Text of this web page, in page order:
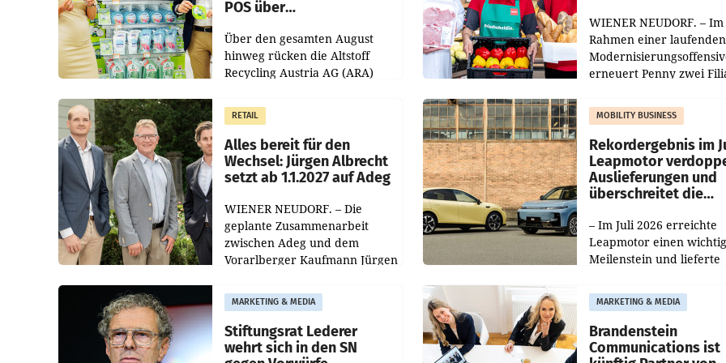
POS über
Über den gesamten August
hinweg rücken die Altstoff
Recycling Austria AG (ARA)
Müller die Initiative „Kreislauf-
Helden“ in allen
österreichischen Müller-Filialen
WIENER NEUDORF. – Im
Rahmen einer laufenden
erneuert Penny zwei
Die beiden Standorte
Haag sowie im rund
RETAIL
Alles bereit für den
Wechsel: Jürgen Albrecht
setzt ab 1.1.2027 auf Adeg
WIENER NEUDORF. – Die
geplante Zusammenarbeit
zwischen Adeg und dem
Vorarlberger Kaufmann Jürgen
freigegeben: Die
Bundeswettbewerbsbehörde
und der Bundeskartellanwalt
MOBILITY BUSINESS
Rekordergebnis im
Leapmotor
Auslieferungen und
überschreitet die
– Im Juli 2026 erreichte
Leapmotor einen
Meilenstein und lieferte
aus, womit sich das
gegenüber Juli 2025
verdoppelte (+102
MARKETING & MEDIA
Stiftungsrat Lederer
wehrt sich in den SN
MARKETING & MEDIA
Brandenstein
Communications ist